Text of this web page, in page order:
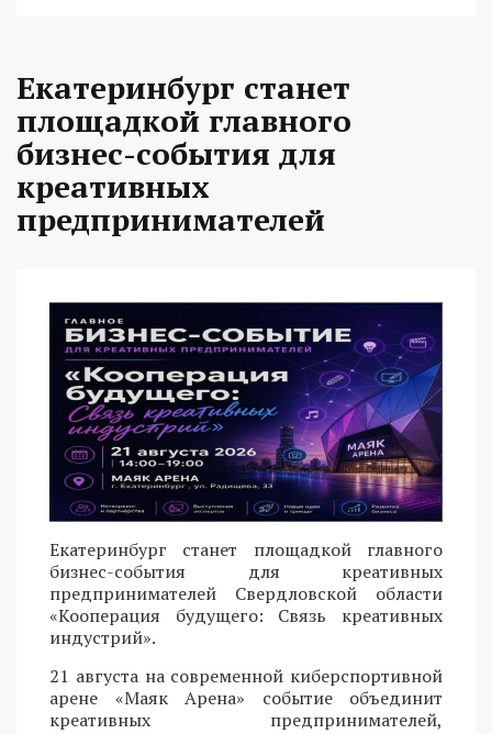
Екатеринбург станет
площадкой главного
бизнес-события для
креативных
предпринимателей
Екатеринбург станет площадкой главного
бизнес-события для креативных
предпринимателей Свердловской области
«Кооперация будущего: Связь креативных
индустрий».
21 августа на современной киберспортивной
арене «Маяк Арена» событие объединит
креативных предпринимателей,